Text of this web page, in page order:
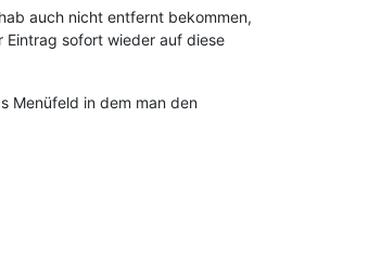
auch nicht entfernt bekommen,
sofort wieder auf diese
Menüfeld in dem man den